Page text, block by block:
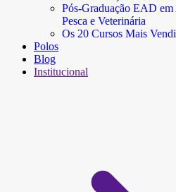
Pós-Graduação EAD
Pesca e Veterinária
Os 20 Cursos Mais
Polos
Blog
Institucional